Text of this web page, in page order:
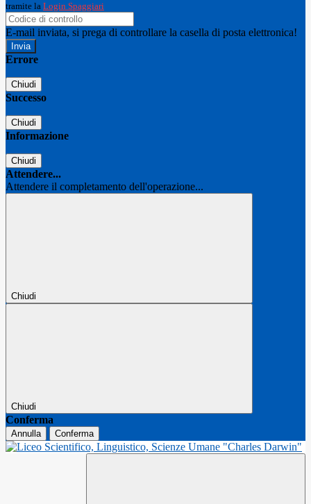
tramite la Login Spaggiari
E-mail inviata, si prega di controllare la casella di posta elettronica!
Errore
Chiudi
Successo
Chiudi
Informazione
Chiudi
Attendere...
Attendere il completamento dell'operazione...
Chiudi
Chiudi
Conferma
Annulla Conferma